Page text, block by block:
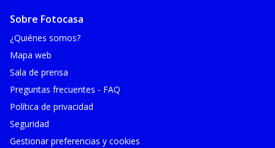
Sobre Fotocasa
¿Quiénes somos?
Mapa web
Sala de prensa
Preguntas frecuentes - FAQ
Política de privacidad
Seguridad
Gestionar preferencias y cookies